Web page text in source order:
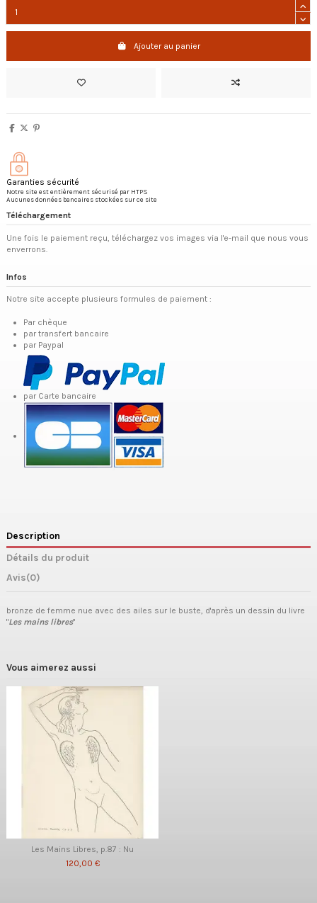
Ajouter au panier
Garanties sécurité
Notre site est entièrement sécurisé par HTPS
Aucunes données bancaires stockées sur ce site
Téléchargement
Une fois le paiement reçu, téléchargez vos images via l'e-mail que nous vous
enverrons.
Infos
Notre site accepte plusieurs formules de paiement :
Par chèque
par transfert bancaire
par Paypal
par Carte bancaire
Description
Détails du produit
Avis(0)
bronze de femme nue avec des ailes sur le buste, d'après un dessin du livre
"Les mains libres"
Vous aimerez aussi
Les Mains Libres, p.87 : Nu
120,00 €